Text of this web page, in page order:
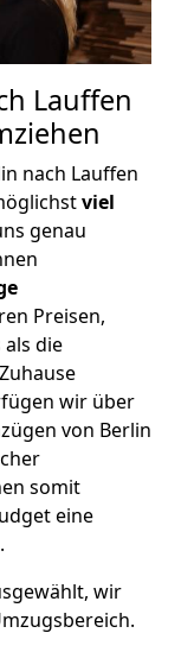
Lauffen
nach Lauffen
viel
genau
Preisen,
die
wir über
von Berlin
somit
eine
wir